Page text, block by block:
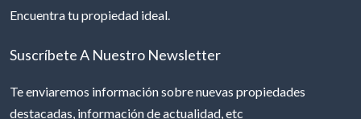
Encuentra tu propiedad ideal.
Suscríbete A Nuestro Newsletter
Te enviaremos información sobre nuevas propiedades
destacadas, información de actualidad, etc